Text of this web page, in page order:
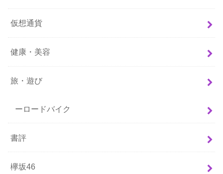
仮想通貨
健康・美容
旅・遊び
ーロードバイク
書評
欅坂46